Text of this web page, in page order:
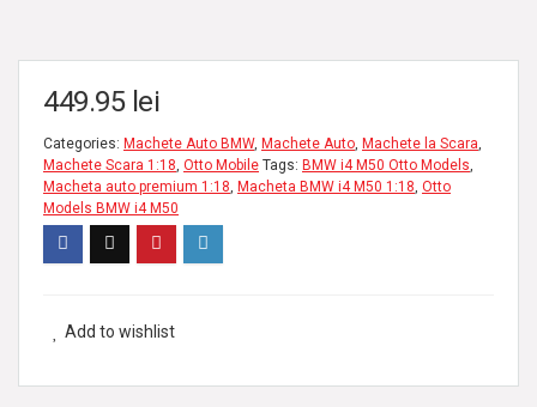
449.95 lei
Categories: Machete Auto BMW, Machete Auto, Machete la Scara,
Machete Scara 1:18, Otto Mobile Tags: BMW i4 M50 Otto Models,
Macheta auto premium 1:18, Macheta BMW i4 M50 1:18, Otto
Models BMW i4 M50
Add to wishlist